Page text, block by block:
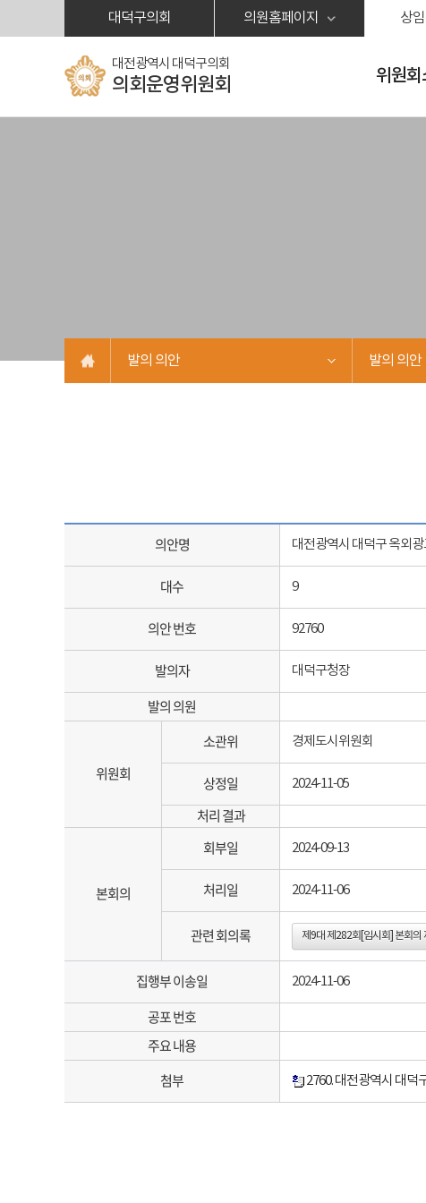
대덕구의회 의원홈페이지 상
대전광역시 대덕구의회
의회운영위원회 위원회
발의 의안 발의 의안
의안명 대전광역시 대덕구 옥외
대수 9
의안 번호 92760
발의자 대덕구청장
발의 의원
위원회
소관위 경제도시위원회
상정일 2024-11-05
처리 결과
본회의
회부일 2024-09-13
처리일 2024-11-06
관련 회의록 제9대 제282회[임시회] 본회의
집행부 이송일 2024-11-06
공포 번호
주요 내용
첨부
2760. 대전광역시 대덕